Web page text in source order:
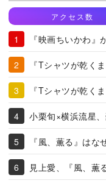
アクセス数
『映画ちいかわ』
『Tシャツが乾く
『Tシャツが乾く
小栗旬×横浜流星
『風、薫る』はな
見上愛、『風、薫